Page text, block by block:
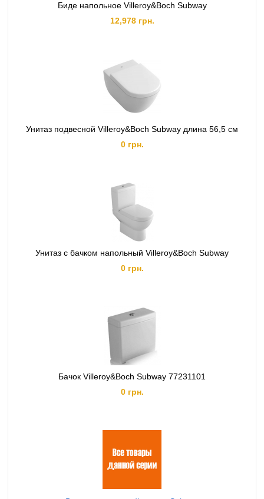
Биде напольное Villeroy&Boch Subway
12,978 грн.
Унитаз подвесной Villeroy&Boch Subway длина 56,5 см
0 грн.
Унитаз с бачком напольный Villeroy&Boch Subway
0 грн.
Бачок Villeroy&Boch Subway 77231101
0 грн.